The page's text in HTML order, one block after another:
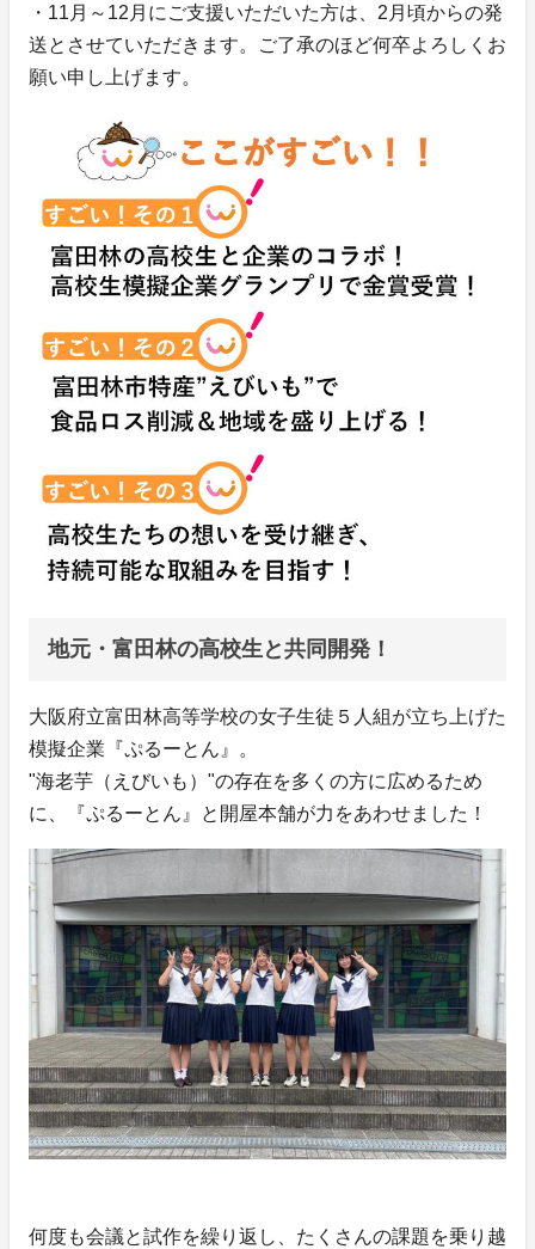
・11月～12月にご支援いただいた方は、2月頃からの発
送とさせていただきます。ご了承のほど何卒よろしくお
願い申し上げます。
地元・富田林の高校生と共同開発！
大阪府立富田林高等学校の女子生徒５人組が立ち上げた
模擬企業『ぷるーとん』。
"海老芋（えびいも）"の存在を多くの方に広めるため
に、『ぷるーとん』と開屋本舗が力をあわせました！
何度も会議と試作を繰り返し、たくさんの課題を乗り越